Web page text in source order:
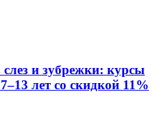
и зубрежки: курсы
лет со скидкой 11%